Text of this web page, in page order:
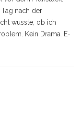
nach der
wusste, ob ich
Kein Drama. E-